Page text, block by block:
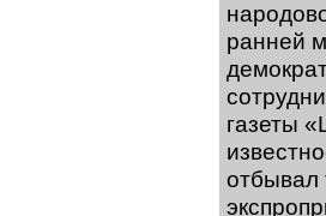
ранней
газеты
отбывал